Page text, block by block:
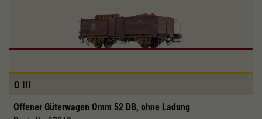
0 III
Offener Güterwagen Omm 52 DB, ohne Ladung